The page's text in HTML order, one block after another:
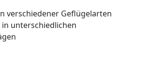
verschiedener Geflügelarten
in unterschiedlichen